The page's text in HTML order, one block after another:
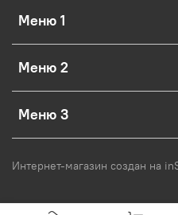
Меню 1
Меню 2
Меню 3
Интернет-магазин создан на